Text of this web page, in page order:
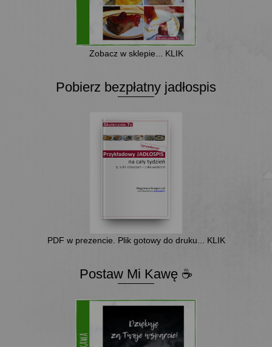
Zobacz w sklepie... KLIK
Pobierz bezpłatny jadłospis
PDF w prezencie. Plik gotowy do druku... KLIK
Postaw Mi Kawę ☕